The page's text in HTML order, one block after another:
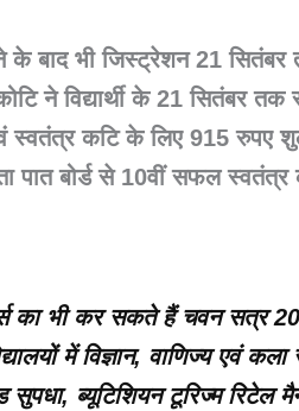
बाद भी जिस्ट्रेशन 21 सितंबर
ने विद्यार्थी के 21 सितंबर
स्वतंत्र कटि के लिए 915 रुपए
पात बोर्ड से 10वीं सफल
का भी कर सकते हैं चवन सत्र
में विज्ञान, वाणिज्य एवं कला
सुपधा, ब्यूटिशियन टूरिज्म रिटेल